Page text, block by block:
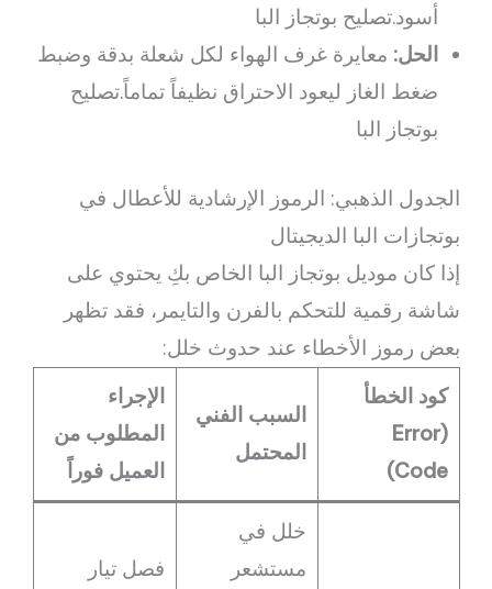
أسود.تصليح بوتجاز البا
الحل: معايرة غرف الهواء لكل شعلة بدقة وضبط
ضغط الغاز ليعود الاحتراق نظيفاً تماماً.تصليح
بوتجاز البا
الجدول الذهبي: الرموز الإرشادية للأعطال في
بوتجازات البا الديجيتال
إذا كان موديل بوتجاز البا الخاص بكِ يحتوي على
شاشة رقمية للتحكم بالفرن والتايمر، فقد تظهر
بعض رموز الأخطاء عند حدوث خلل:
كود الخطأ
(Error
Code)
السبب الفني
المحتمل
الإجراء
المطلوب من
العميل فوراً
خلل في
مستشعر
فصل تيار